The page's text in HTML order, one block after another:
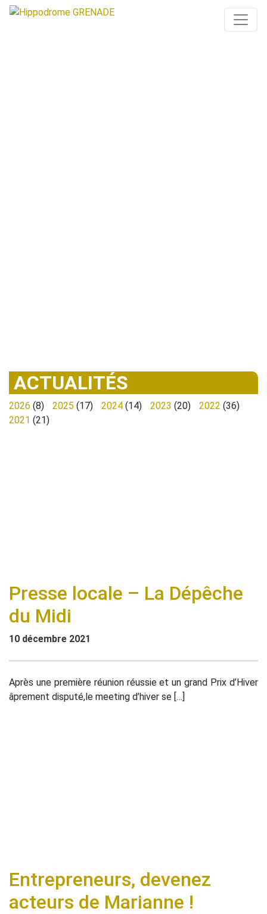
ACTUALITÉS
2026 (8) 2025 (17) 2024 (14) 2023 (20) 2022 (36)
2021 (21)
Presse locale – La Dépêche
du Midi
10 décembre 2021
Après une première réunion réussie et un grand Prix d’Hiver
âprement disputé,le meeting d’hiver se […]
Entrepreneurs, devenez
acteurs de Marianne !